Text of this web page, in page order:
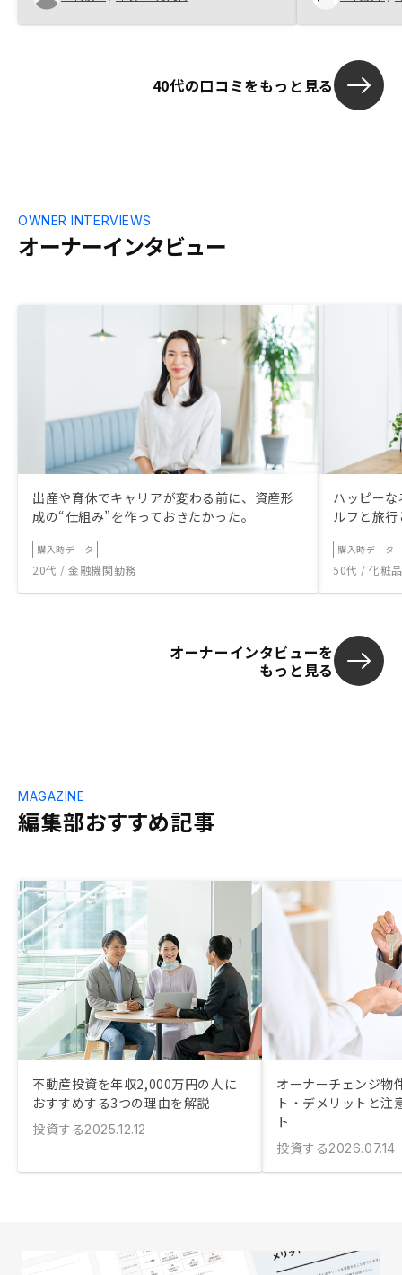
なった。 ・担当者のレスポンスが早く、
こちらに合わせた形で対応してくれた。
をしてくれた。 ・Renosy賃貸管理のシス
居の高さを払拭するには、購入者からの紹
介制度のメニューを増やすのはいかがでし
ょうか。最初の敷居の高さを払拭できて、
得して購入できると思います。
した。仕事等
ペースがあり
40代の口コミをもっと見る
オーナーインタビュー
OWNER INTERVIEWS
出産や育休でキャリアが変わる前に、資産形
成の“仕組み”を作っておきたかった。
購入時データ
20代 / 金融機関勤務
ハッピー
ルフと旅
購入時データ
50代 / 化粧
オーナーインタビューを
もっと見る
編集部おすすめ記事
MAGAZINE
不動産投資を年収2,000万円の人に
おすすめする3つの理由を解説
投資する2025.12.12
オーナーチェンジ物
ト・デメリットと注
ト
投資する2026.07.14